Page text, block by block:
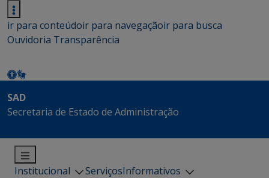
ir para conteúdoir para navegaçãoir para busca
Ouvidoria Transparência
SAD
Secretaria de Estado de Administração
Institucional ServiçosInformativos